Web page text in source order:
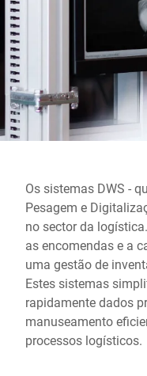
Os sistemas DWS -
Pesagem e
no sector da
as encomendas e a
uma gestão de
Estes sistemas
rapidamente dados
manuseamento
processos logísticos.